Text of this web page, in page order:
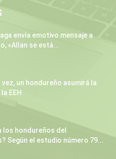
envía emotivo mensaje a
«Allan se está...
vez, un hondureño asumirá la
EEH
los hondureños del
Según el estudio número 79...